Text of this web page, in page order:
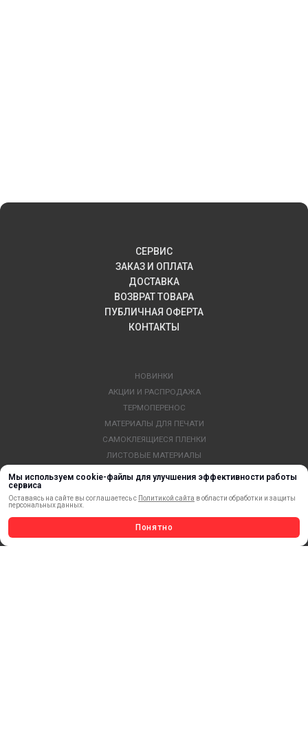
Мы используем cookie-файлы для улучшения эффективности работы
сервиса
Оставаясь на сайте вы соглашаетесь с Политикой сайта в области обработки и защиты
персональных данных.
Понятно
СЕРВИС
ЗАКАЗ И ОПЛАТА
ДОСТАВКА
ВОЗВРАТ ТОВАРА
ПУБЛИЧНАЯ ОФЕРТА
КОНТАКТЫ
НОВИНКИ
АКЦИИ И РАСПРОДАЖА
ТЕРМОПЕРЕНОС
МАТЕРИАЛЫ ДЛЯ ПЕЧАТИ
САМОКЛЕЯЩИЕСЯ ПЛЕНКИ
ЛИСТОВЫЕ МАТЕРИАЛЫ
СТЕРЖНИ И ТРУБЫ ИЗ АКРИЛА
ФЛАГШТОКИ SKYPOLE
ПРОФИЛИ И ПРОФИЛЬНЫЕ СИСТЕМЫ